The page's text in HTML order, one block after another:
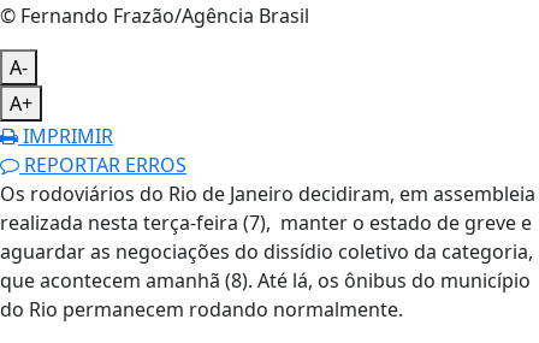
© Fernando Frazão/Agência Brasil
A-
A+
IMPRIMIR
REPORTAR ERROS
Os rodoviários do Rio de Janeiro decidiram, em assembleia
realizada nesta terça-feira (7), manter o estado de greve e
aguardar as negociações do dissídio coletivo da categoria,
que acontecem amanhã (8). Até lá, os ônibus do município
do Rio permanecem rodando normalmente.